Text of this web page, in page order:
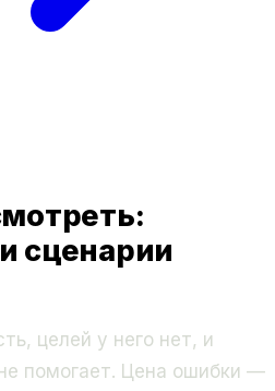
сценарии
целей у него нет, и
помогает. Цена ошибки —